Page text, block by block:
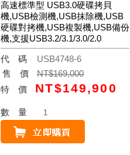
高速標準型 USB3.0硬碟拷貝
機,USB檢測機,USB抹除機,USB
硬碟對拷機,USB複製機,USB備份
機,支援USB3.2/3.1/3.0/2.0
代碼
USB4748-6
售價NT$169,000
特價 NT$149,900
數量